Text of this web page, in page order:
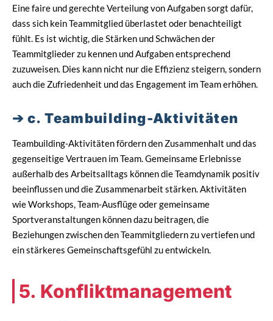
Eine faire und gerechte Verteilung von Aufgaben sorgt dafür,
dass sich kein Teammitglied überlastet oder benachteiligt
fühlt. Es ist wichtig, die Stärken und Schwächen der
Teammitglieder zu kennen und Aufgaben entsprechend
zuzuweisen. Dies kann nicht nur die Effizienz steigern, sondern
auch die Zufriedenheit und das Engagement im Team erhöhen.
c. Teambuilding-Aktivitäten
Teambuilding-Aktivitäten fördern den Zusammenhalt und das
gegenseitige Vertrauen im Team. Gemeinsame Erlebnisse
außerhalb des Arbeitsalltags können die Teamdynamik positiv
beeinflussen und die Zusammenarbeit stärken. Aktivitäten
wie Workshops, Team-Ausflüge oder gemeinsame
Sportveranstaltungen können dazu beitragen, die
Beziehungen zwischen den Teammitgliedern zu vertiefen und
ein stärkeres Gemeinschaftsgefühl zu entwickeln.
5. Konfliktmanagement